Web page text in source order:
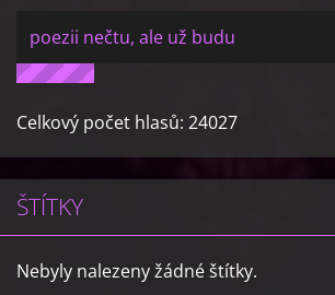
poezii nečtu, ale už budu
Celkový počet hlasů: 24027
ŠTÍTKY
Nebyly nalezeny žádné štítky.